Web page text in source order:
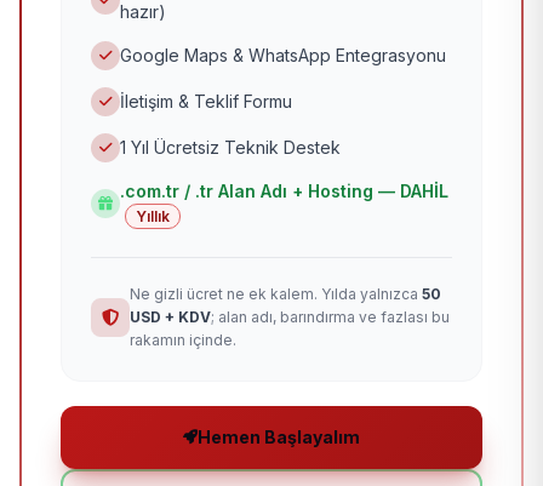
hazır)
Google Maps & WhatsApp Entegrasyonu
İletişim & Teklif Formu
1 Yıl Ücretsiz Teknik Destek
.com.tr / .tr Alan Adı + Hosting — DAHİL
Yıllık
Ne gizli ücret ne ek kalem. Yılda yalnızca 50
USD + KDV; alan adı, barındırma ve fazlası bu
rakamın içinde.
Hemen Başlayalım